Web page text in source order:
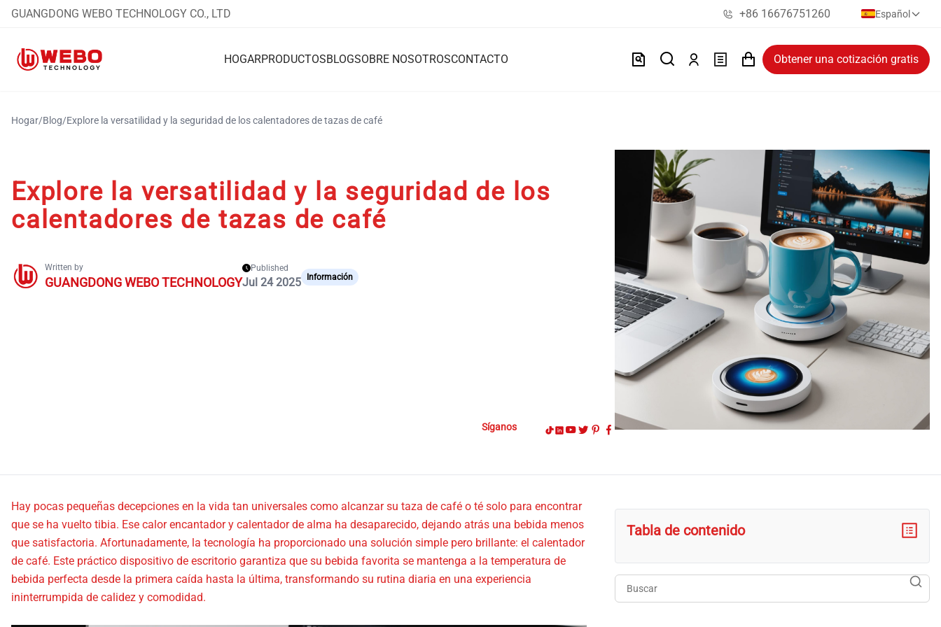
GUANGDONG WEBO TECHNOLOGY CO., LTD +86 16676751260 Español
HOGARPRODUCTOSBLOGSOBRE NOSOTROSCONTACTO Obtener una cotización gratis
Hogar/Blog/Explore la versatilidad y la seguridad de los calentadores de tazas de café
Explore la versatilidad y la seguridad de los
calentadores de tazas de café
Written by
GUANGDONG WEBO TECHNOLOGY
Published
Jul 24 2025 Información
Síganos
Hay pocas pequeñas decepciones en la vida tan universales como alcanzar su taza de café o té solo para encontrar
que se ha vuelto tibia. Ese calor encantador y calentador de alma ha desaparecido, dejando atrás una bebida menos
que satisfactoria. Afortunadamente, la tecnología ha proporcionado una solución simple pero brillante: el calentador
de café. Este práctico dispositivo de escritorio garantiza que su bebida favorita se mantenga a la temperatura de
bebida perfecta desde la primera caída hasta la última, transformando su rutina diaria en una experiencia
ininterrumpida de calidez y comodidad.
Tabla de contenido
Buscar